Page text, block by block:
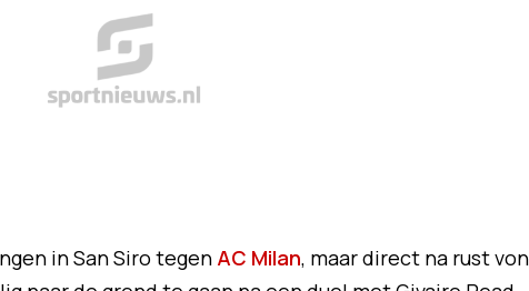
in San Siro tegen AC Milan, maar direct na rust